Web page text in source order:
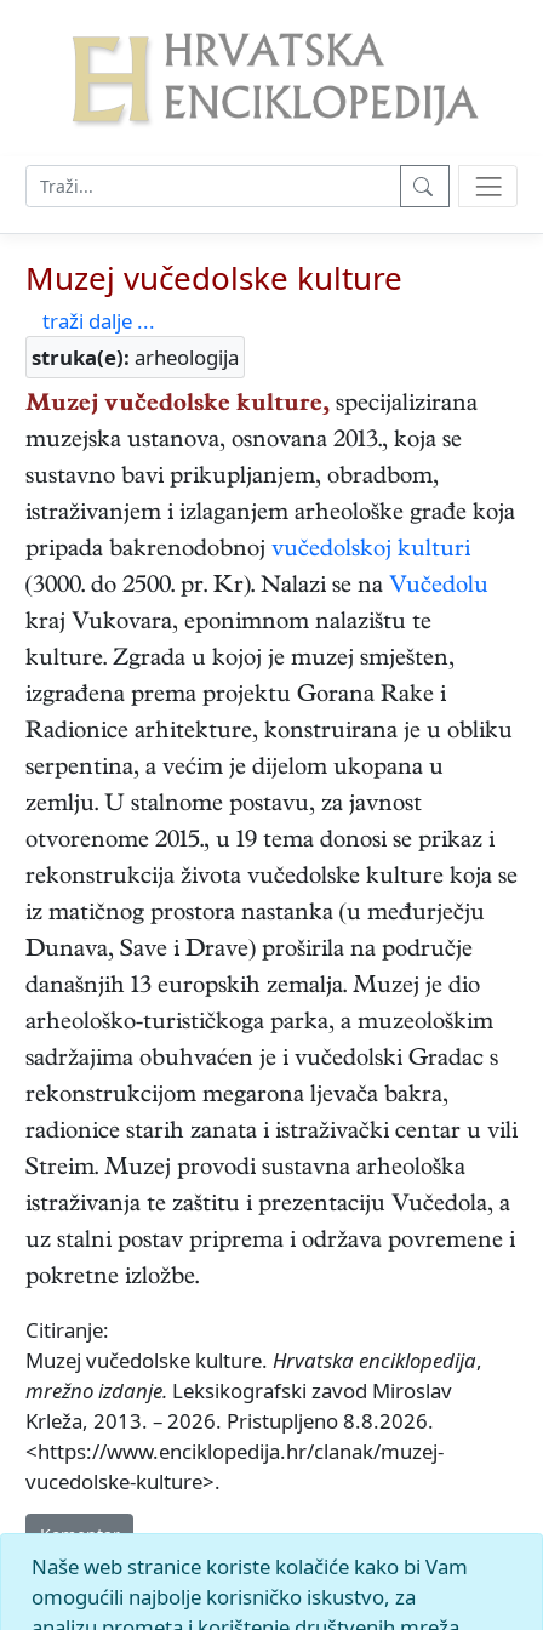
Muzej vučedolske kulture
traži dalje ...
struka(e): arheologija
Muzej vučedolske kulture, specijalizirana
muzejska ustanova, osnovana 2013., koja se
sustavno bavi prikupljanjem, obradbom,
istraživanjem i izlaganjem arheološke građe koja
pripada bakrenodobnoj vučedolskoj kulturi
(3000. do 2500. pr. Kr). Nalazi se na Vučedolu
kraj Vukovara, eponimnom nalazištu te
kulture. Zgrada u kojoj je muzej smješten,
izgrađena prema projektu Gorana Rake i
Radionice arhitekture, konstruirana je u obliku
serpentina, a većim je dijelom ukopana u
zemlju. U stalnome postavu, za javnost
otvorenome 2015., u 19 tema donosi se prikaz i
rekonstrukcija života vučedolske kulture koja se
iz matičnog prostora nastanka (u međurječju
Dunava, Save i Drave) proširila na područje
današnjih 13 europskih zemalja. Muzej je dio
arheološko-turističkoga parka, a muzeološkim
sadržajima obuhvaćen je i vučedolski Gradac s
rekonstrukcijom megarona ljevača bakra,
radionice starih zanata i istraživački centar u vili
Streim. Muzej provodi sustavna arheološka
istraživanja te zaštitu i prezentaciju Vučedola, a
uz stalni postav priprema i održava povremene i
pokretne izložbe.
Citiranje:
Muzej vučedolske kulture. Hrvatska enciklopedija,
mrežno izdanje. Leksikografski zavod Miroslav
Krleža, 2013. – 2026. Pristupljeno 8.8.2026.
<https://www.enciklopedija.hr/clanak/muzej-
vucedolske-kulture>.
Komentar
Naše web stranice koriste kolačiće kako bi Vam
omogućili najbolje korisničko iskustvo, za